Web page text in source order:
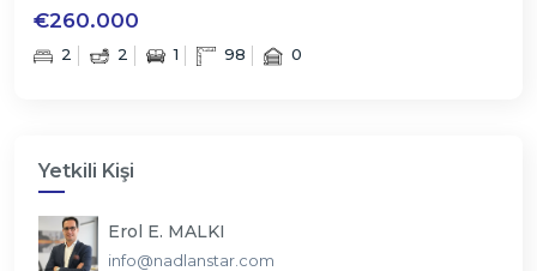
€260.000
2 2 1 98 0
Yetkili Kişi
Erol E. MALKI
info@nadlanstar.com